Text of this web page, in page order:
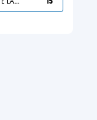
SVEGLIATI, TE LA SEI CERCATA! 15